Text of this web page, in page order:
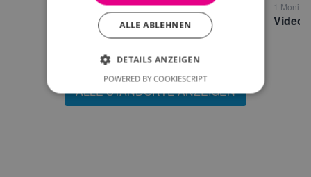
2 Monitore • Meran
Eurospin Meran
1 Monitor
ALLE STANDORTE ANZEIGEN
ALLE ABLEHNEN
DETAILS ANZEIGEN
POWERED BY COOKIESCRIPT